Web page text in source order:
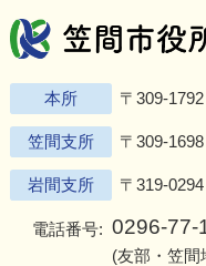
本所 〒309-
笠間支所 〒309-
岩間支所 〒319-
電話番号: 0296-77-
(友部・笠間